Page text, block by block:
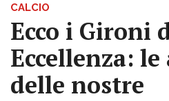
CALCIO
Ecco i Gironi
Eccellenza:
delle nostre